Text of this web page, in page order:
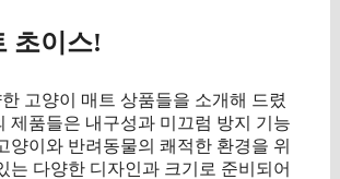
초이스!
고양이 매트 상품들을 소개해 드렸
제품들은 내구성과 미끄럼 방지 기능
양이와 반려동물의 쾌적한 환경을 위
는 다양한 디자인과 크기로 준비되어